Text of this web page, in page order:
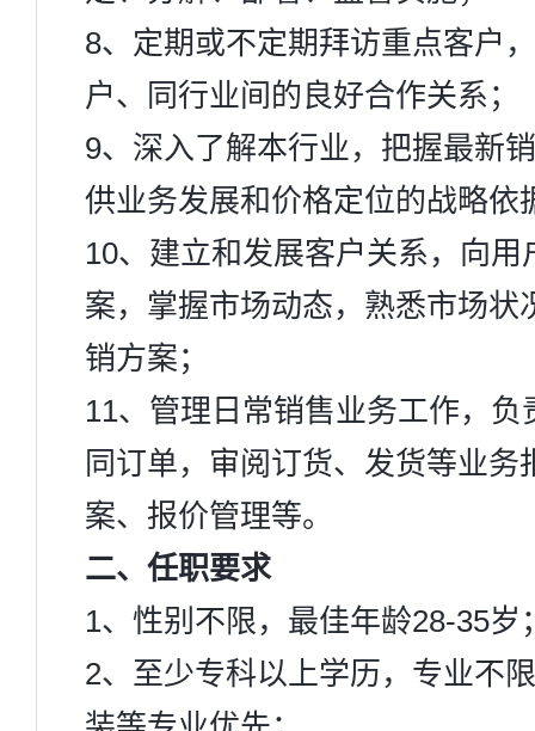
8、定期或不定期拜访重点客户
户、同行业间的良好合作关系；
9、深入了解本行业，把握最新
供业务发展和价格定位的战略依
10、建立和发展客户关系，向
案，掌握市场动态，熟悉市场状
销方案；
11、管理日常销售业务工作，
同订单，审阅订货、发货等业务
案、报价管理等。
二、任职要求
1、性别不限，最佳年龄28-35岁
2、至少专科以上学历，专业不